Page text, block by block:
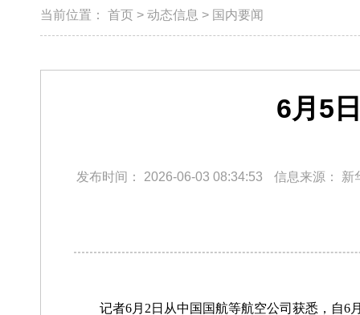
当前位置： 首页 > 动态信息 > 国内要闻
6月5
发布时间： 2026-06-03 08:34:53 信息来源： 新
记者6月2日从中国国航等航空公司获悉，自6